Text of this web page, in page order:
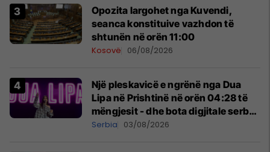
Opozita largohet nga Kuvendi,
seanca konstituive vazhdon të
shtunën në orën 11:00
Kosovë 06/08/2026
Një pleskavicë e ngrënë nga Dua
Lipa në Prishtinë në orën 04:28 të
mëngjesit - dhe bota digjitale serbe
shpall gjendjen e luftës
Serbia 03/08/2026